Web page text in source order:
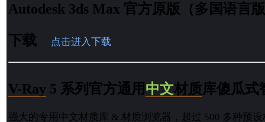
Autodesk 3ds Max 官方原版（多国语言
下载 点击进入下载
V-Ray 5 系列官方通用 中文材质 库傻瓜式
强大的专用中文材质库 & 材质浏览器，超过 500 多种预